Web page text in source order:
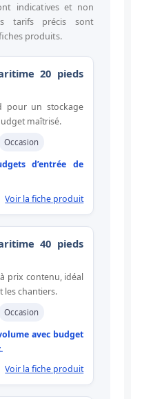
indicatives et non
tarifs précis sont
produits.
20 pieds
pour un stockage
maîtrisé.
Occasion
d’entrée de
Voir la fiche produit
40 pieds
prix contenu, idéal
les chantiers.
Occasion
avec budget
Voir la fiche produit